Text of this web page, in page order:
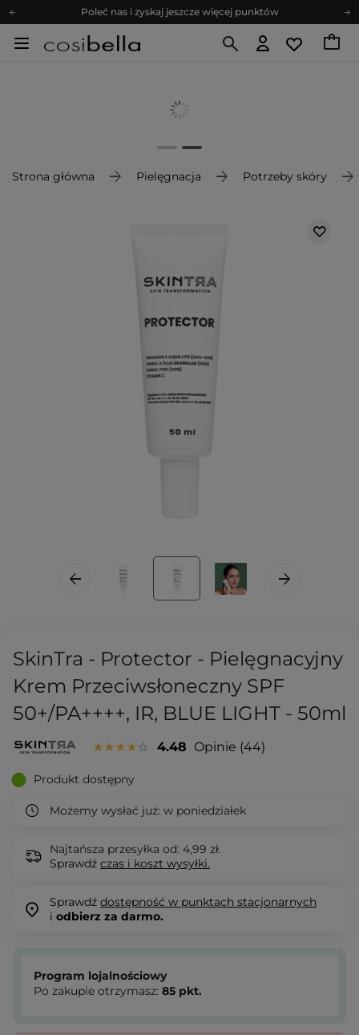
Poleć nas i zyskaj jeszcze więcej punktów
Zapisz się na newsletter pełen porad
Poleć nas i zyskaj jeszcze więcej punktów
Strona główna Pielęgnacja Potrzeby skóry
SkinTra - Protector - Pielęgnacyjny
Krem Przeciwsłoneczny SPF
50+/PA++++, IR, BLUE LIGHT - 50ml
4.48 Opinie 44
Produkt dostępny
Możemy wysłać już: w poniedziałek
Najtańsza przesyłka od: 4,99 zł.
Sprawdź czas i koszt wysyłki.
Sprawdź dostępność w punktach stacjonarnych
i odbierz za darmo.
Program lojalnościowy
Po zakupie otrzymasz: 85 pkt.